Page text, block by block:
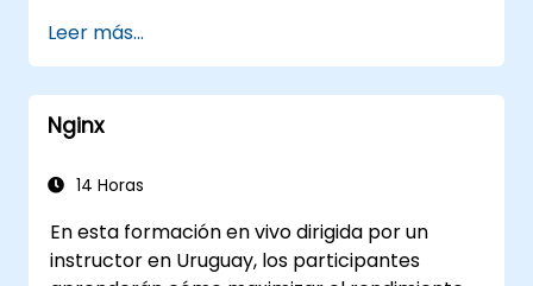
datos y gestión de transacciones.
Desarrollar e implementar beans de
sesión EJB 3 y aplicaciones web.
Utilizar el servicio de mensajería de JBoss
aplicaciones JMS.
de Gestión de Java (JMX) y la Consola de
Administración.
Leer más...
Nginx
14 Horas
En esta formación en vivo dirigida por un
instructor en Uruguay, los participantes